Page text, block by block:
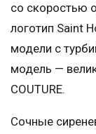
со скоростью
логотип Saint
модели с
модель —
COUTURE.
Сочные